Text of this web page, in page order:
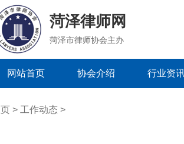
菏泽律师网
菏泽市律师协会主办
网站首页 协会介绍 行业资
> 工作动态 >